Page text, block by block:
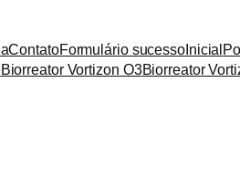
ContatoFormulário sucessoInicial
Biorreator Vortizon O3Biorreator